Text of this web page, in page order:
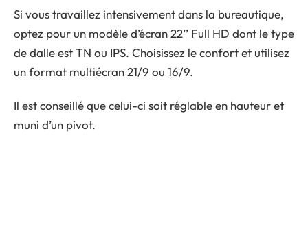
Si vous travaillez intensivement dans la bureautique,
optez pour un modèle d’écran 22’’ Full HD dont le type
de dalle est TN ou IPS. Choisissez le confort et utilisez
un format multiécran 21/9 ou 16/9.
Il est conseillé que celui-ci soit réglable en hauteur et
muni d’un pivot.